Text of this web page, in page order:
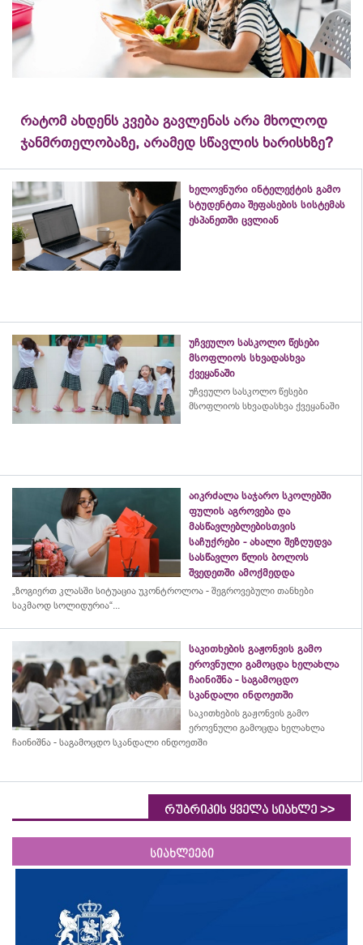
რატომ ახდენს კვება გავლენას არა მხოლოდ
ჯანმრთელობაზე, არამედ სწავლის ხარისხზე?
ხელოვნური ინტელექტის გამო
სტუდენტთა შეფასების სისტემას
ესპანეთში ცვლიან
უჩვეულო სასკოლო წესები
მსოფლიოს სხვადასხვა
ქვეყანაში
უჩვეულო სასკოლო წესები
მსოფლიოს სხვადასხვა ქვეყანაში
აიკრძალა საჯარო სკოლებში
ფულის აგროვება და
მასწავლებლებისთვის
საჩუქრები - ახალი შეზღუდვა
სასწავლო წლის ბოლოს
შვედეთში ამოქმედდა
„ზოგიერთ კლასში სიტუაცია უკონტროლოა - შეგროვებული თანხები
საკმაოდ სოლიდურია“...
საკითხების გაჟონვის გამო
ეროვნული გამოცდა ხელახლა
ჩაინიშნა - საგამოცდო
სკანდალი ინდოეთში
საკითხების გაჟონვის გამო
ეროვნული გამოცდა ხელახლა
ჩაინიშნა - საგამოცდო სკანდალი ინდოეთში
რუბრიკის ყველა სიახლე >>
სიახლეები